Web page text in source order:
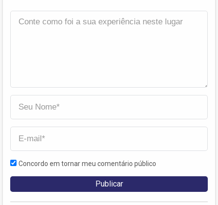
Concordo em tornar meu comentário público